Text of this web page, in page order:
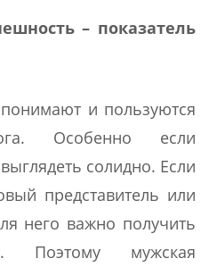
– показатель
и пользуются
Особенно если
солидно. Если
представитель или
него важно получить
Поэтому мужская